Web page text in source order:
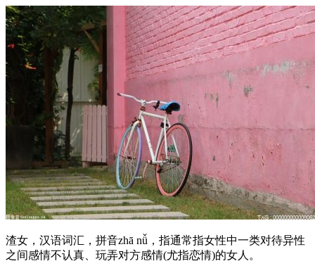
渣女，汉语词汇，拼音zhā nǚ，指通常指女性中一类对待异性
之间感情不认真、玩弄对方感情(尤指恋情)的女人。